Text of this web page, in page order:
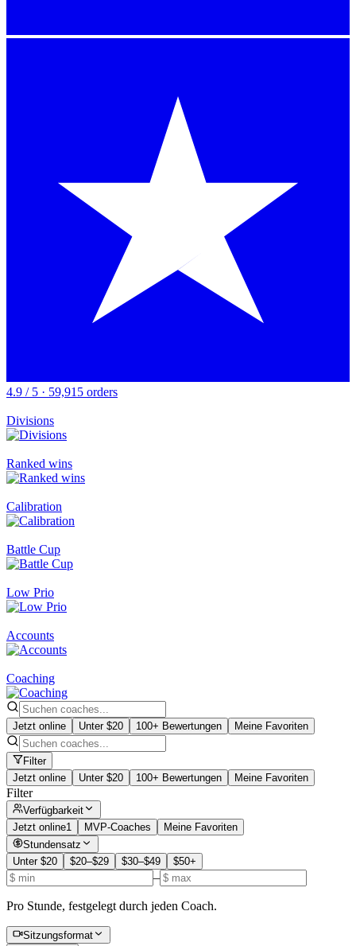
4.9 / 5 · 59,915 orders
Divisions
Ranked wins
Calibration
Battle Cup
Low Prio
Accounts
Coaching
Jetzt online Unter $20 100+ Bewertungen Meine Favoriten
Filter
Jetzt online
Unter $20 100+ Bewertungen Meine Favoriten
Filter
Verfügbarkeit
Jetzt online1 MVP-Coaches
Meine Favoriten
Stundensatz
Unter $20
$20–$29 $30–$49 $50+
–
Pro Stunde, festgelegt durch jeden Coach.
Sitzungsformat